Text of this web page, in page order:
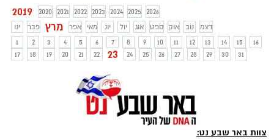
2019 2020 2021 2022 2023 2024 2025
2026
ינו
פבר מרץ אפר מאי יונ יול אוג ספט אוק נוב
דצמ
1
2 3 4 5 6 7 8 9 10 11 12 13 14 15
16
17
18 19 20 21 22 23 24 25 26 27 28 29 30 31
צוות באר שבע נט: